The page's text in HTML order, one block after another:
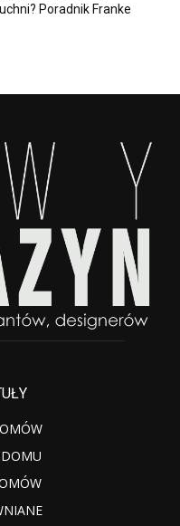
Poradnik Franke